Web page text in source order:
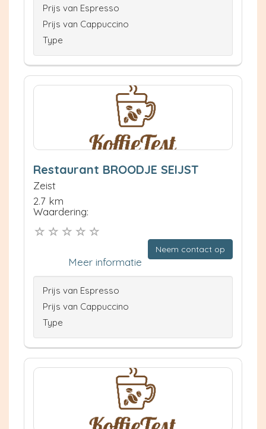
Prijs van Espresso
Prijs van Cappuccino
Type
Restaurant BROODJE SEIJST
Zeist
2.7 km
Waardering:
Neem contact op
Meer informatie
Prijs van Espresso
Prijs van Cappuccino
Type